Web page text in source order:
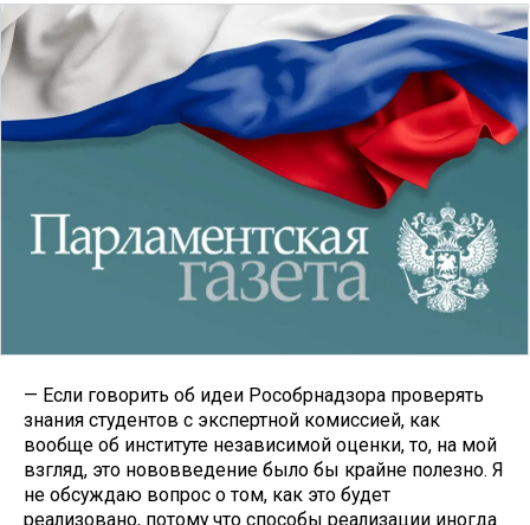
— Если говорить об идеи Рособрнадзора проверять
знания студентов с экспертной комиссией, как
вообще об институте независимой оценки, то, на мой
взгляд, это нововведение было бы крайне полезно. Я
не обсуждаю вопрос о том, как это будет
реализовано, потому что способы реализации иногда